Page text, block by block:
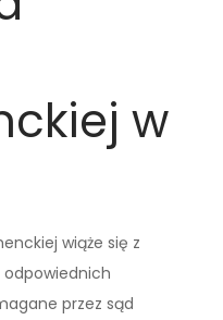
w
wiąże się z
przez sąd